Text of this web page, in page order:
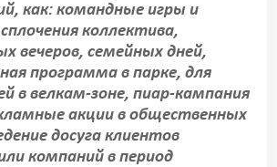
как: командные игры и
коллектива,
вечеров, семейных дней,
программа в парке, для
в велкам-зоне, пиар-кампания
акции в общественных
досуга клиентов
компаний в период